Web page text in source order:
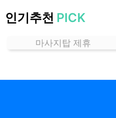
인기추천 PICK
마사지탑 제휴